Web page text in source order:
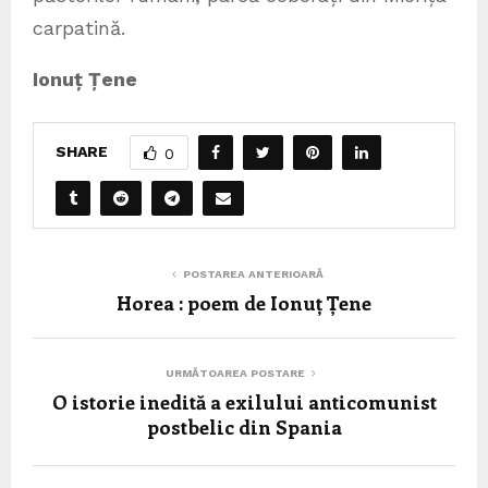
carpatină.
Ionuț Țene
SHARE 0
POSTAREA ANTERIOARĂ
Horea : poem de Ionuț Țene
URMĂTOAREA POSTARE
O istorie inedită a exilului anticomunist
postbelic din Spania